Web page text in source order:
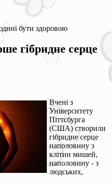
бути здоровою
гібридне серце
Вчені з
Університету
Піттсбурга
(США) створили
гібридне серце
наполовину з
клітин мишей,
наполовину - з
людських,